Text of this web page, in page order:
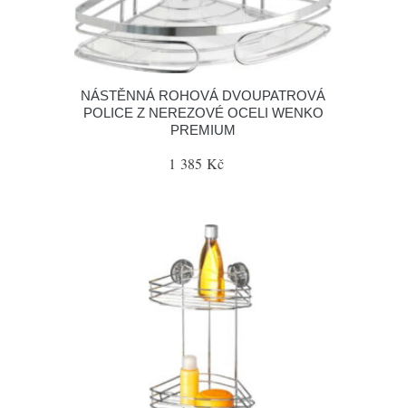
NÁSTĚNNÁ ROHOVÁ DVOUPATROVÁ
POLICE Z NEREZOVÉ OCELI WENKO
PREMIUM
1 385 Kč